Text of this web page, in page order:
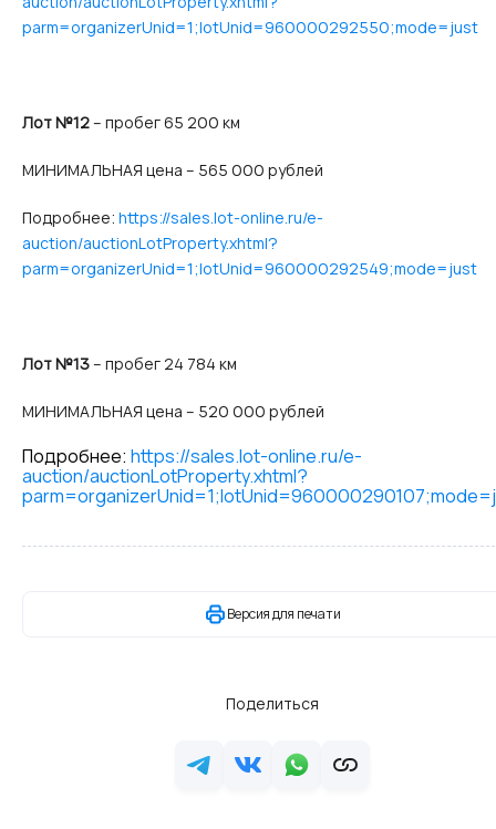
parm=organizerUnid=1;lotUnid=960000292550;mode=just
Лот №12– пробег 65 200 км
МИНИМАЛЬНАЯ цена – 565 000 рублей
Подробнее: https://sales.lot-online.ru/e-
auction/auctionLotProperty.xhtml?
parm=organizerUnid=1;lotUnid=960000292549;mode=just
Лот №13– пробег 24 784 км
МИНИМАЛЬНАЯ цена – 520 000 рублей
Подробнее: https://sales.lot-online.ru/e-
auction/auctionLotProperty.xhtml?
Версия для печати
Поделиться